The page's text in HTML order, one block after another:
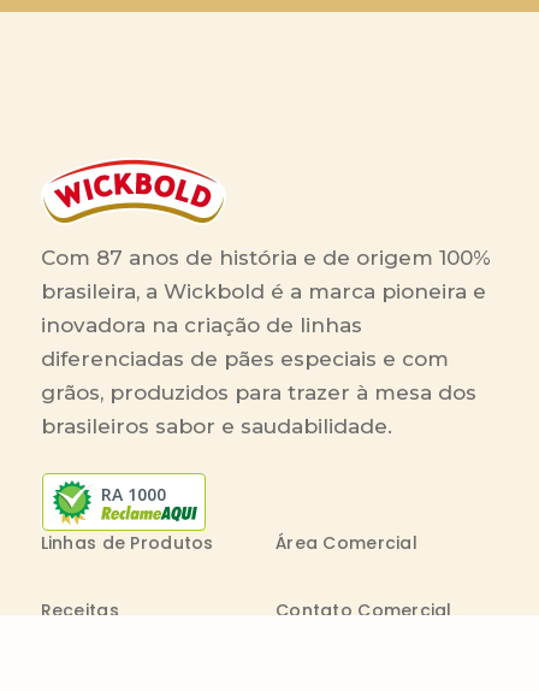
Com 87 anos de história e de origem 100%
brasileira, a Wickbold é a marca pioneira e
inovadora na criação de linhas
diferenciadas de pães especiais e com
grãos, produzidos para trazer à mesa dos
brasileiros sabor e saudabilidade.
RA 1000
Linhas de Produtos Área Comercial
Receitas Contato Comercial